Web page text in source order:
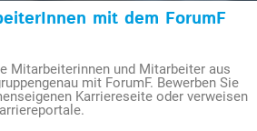
mit dem ForumF
Mitarbeiterinnen und Mitarbeiter aus
mit ForumF. Bewerben Sie
Karriereseite oder verweisen